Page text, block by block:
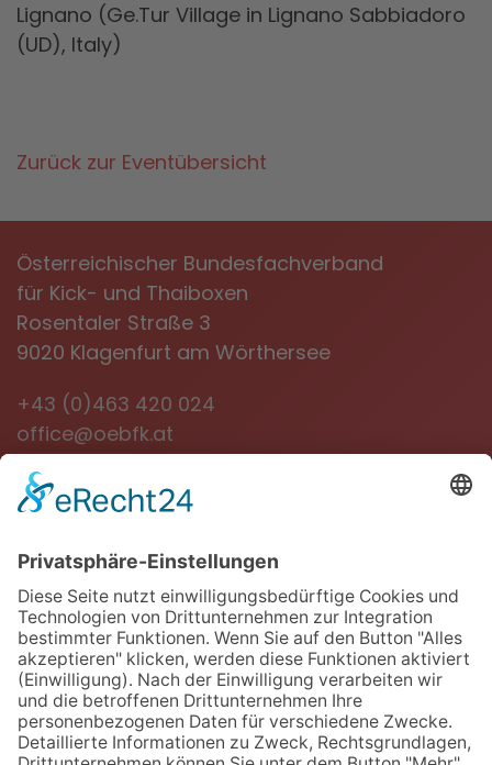
Lignano (Ge.Tur Village in Lignano Sabbiadoro
(UD), Italy)
Zurück zur Eventübersicht
Österreichischer Bundesfachverband
für Kick- und Thaiboxen
Rosentaler Straße 3
9020 Klagenfurt am Wörthersee
+43 (0)463 420 024
office@oebfk.at
NEWSLETTER